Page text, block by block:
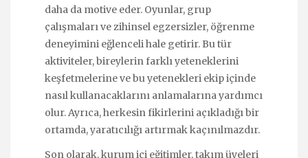
daha da motive eder. Oyunlar, grup
çalışmaları ve zihinsel egzersizler, öğrenme
deneyimini eğlenceli hale getirir. Bu tür
aktiviteler, bireylerin farklı yeteneklerini
keşfetmelerine ve bu yetenekleri ekip içinde
nasıl kullanacaklarını anlamalarına yardımcı
olur. Ayrıca, herkesin fikirlerini açıkladığı bir
ortamda, yaratıcılığı artırmak kaçınılmazdır.
Son olarak, kurum içi eğitimler, takım üyeleri